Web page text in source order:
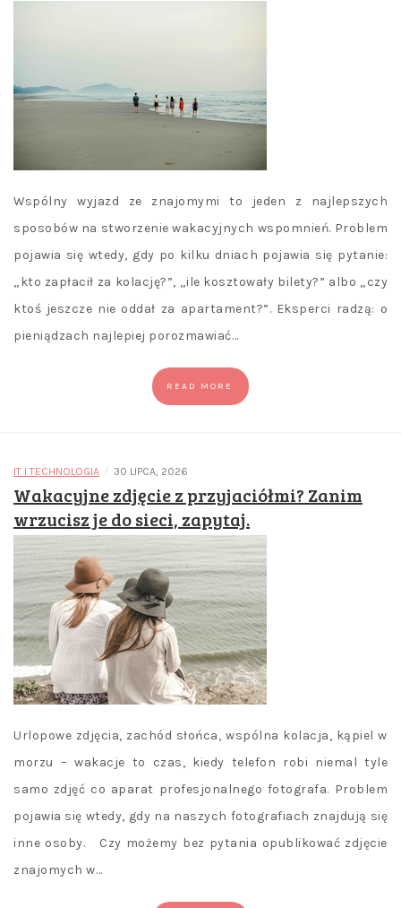
Wspólny wyjazd ze znajomymi to jeden z najlepszych
sposobów na stworzenie wakacyjnych wspomnień. Problem
pojawia się wtedy, gdy po kilku dniach pojawia się pytanie:
„kto zapłacił za kolację?”, „ile kosztowały bilety?” albo „czy
ktoś jeszcze nie oddał za apartament?”. Eksperci radzą: o
pieniądzach najlepiej porozmawiać…
READ MORE
IT I TECHNOLOGIA / 30 LIPCA, 2026
Wakacyjne zdjęcie z przyjaciółmi? Zanim
wrzucisz je do sieci, zapytaj.
Urlopowe zdjęcia, zachód słońca, wspólna kolacja, kąpiel w
morzu – wakacje to czas, kiedy telefon robi niemal tyle
samo zdjęć co aparat profesjonalnego fotografa. Problem
pojawia się wtedy, gdy na naszych fotografiach znajdują się
inne osoby. Czy możemy bez pytania opublikować zdjęcie
znajomych w…